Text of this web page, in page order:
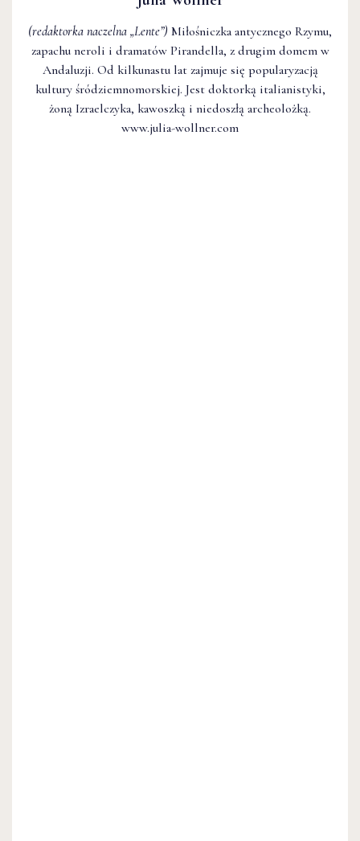
(redaktorka naczelna „Lente”) Miłośniczka antycznego Rzymu,
zapachu neroli i dramatów Pirandella, z drugim domem w
Andaluzji. Od kilkunastu lat zajmuje się popularyzacją
kultury śródziemnomorskiej. Jest doktorką italianistyki,
żoną Izraelczyka, kawoszką i niedoszłą archeolożką.
www.julia-wollner.com